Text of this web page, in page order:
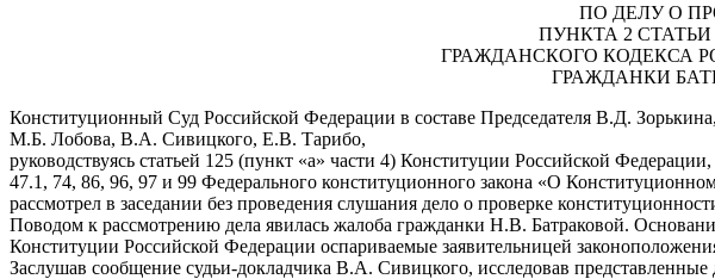
ПО ДЕЛУ О
ПУНКТА 2 СТАТЬИ
ГРАЖДАНСКОГО КОДЕКСА
ГРАЖДАНКИ
Конституционный Суд Российской Федерации в составе Председателя В.Д.
М.Б. Лобова, В.А. Сивицкого, Е.В. Тарибо,
руководствуясь статьей 125 (пункт «а» части 4) Конституции Российской
47.1, 74, 86, 96, 97 и 99 Федерального конституционного закона «О
рассмотрел в заседании без проведения слушания дело о проверке
Поводом к рассмотрению дела явилась жалоба гражданки Н.В. Батраковой.
Конституции Российской Федерации оспариваемые заявительницей
Заслушав сообщение судьи-докладчика В.А. Сивицкого, исследовав